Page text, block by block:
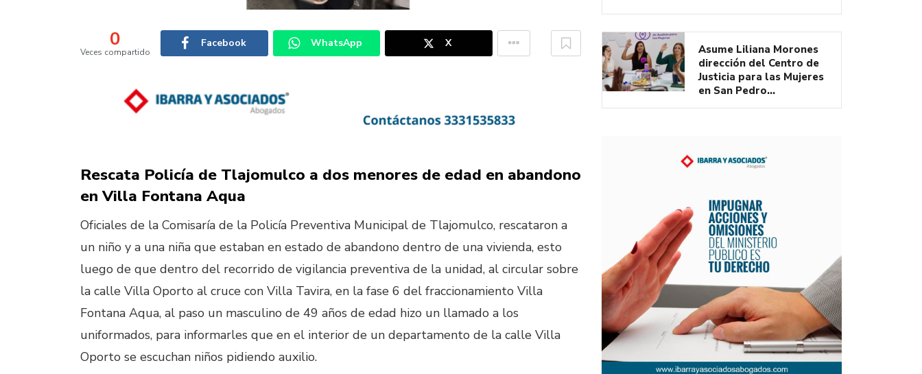
0
Veces compartido
Facebook WhatsApp X
Rescata Policía de Tlajomulco a dos menores de edad en abandono
en Villa Fontana Aqua
Oficiales de la Comisaría de la Policía Preventiva Municipal de Tlajomulco, rescataron a
un niño y a una niña que estaban en estado de abandono dentro de una vivienda, esto
luego de que dentro del recorrido de vigilancia preventiva de la unidad, al circular sobre
la calle Villa Oporto al cruce con Villa Tavira, en la fase 6 del fraccionamiento Villa
Fontana Aqua, al paso un masculino de 49 años de edad hizo un llamado a los
uniformados, para informarles que en el interior de un departamento de la calle Villa
Oporto se escuchan niños pidiendo auxilio.
Asume Liliana Morones
dirección del Centro de
Justicia para las Mujeres
en San Pedro…